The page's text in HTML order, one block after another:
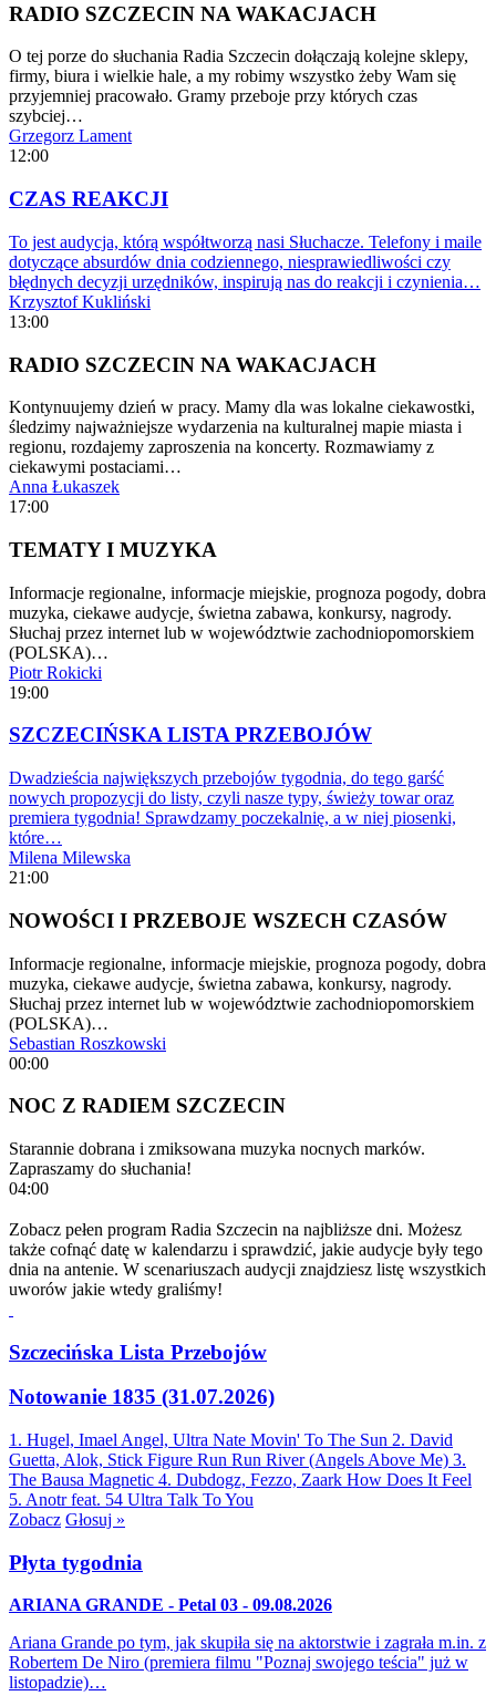
RADIO SZCZECIN NA WAKACJACH
O tej porze do słuchania Radia Szczecin dołączają kolejne sklepy,
firmy, biura i wielkie hale, a my robimy wszystko żeby Wam się
przyjemniej pracowało. Gramy przeboje przy których czas
szybciej…
Grzegorz Lament
12:00
CZAS REAKCJI
To jest audycja, którą współtworzą nasi Słuchacze. Telefony i maile
dotyczące absurdów dnia codziennego, niesprawiedliwości czy
błędnych decyzji urzędników, inspirują nas do reakcji i czynienia…
Krzysztof Kukliński
13:00
RADIO SZCZECIN NA WAKACJACH
Kontynuujemy dzień w pracy. Mamy dla was lokalne ciekawostki,
śledzimy najważniejsze wydarzenia na kulturalnej mapie miasta i
regionu, rozdajemy zaproszenia na koncerty. Rozmawiamy z
ciekawymi postaciami…
Anna Łukaszek
17:00
TEMATY I MUZYKA
Informacje regionalne, informacje miejskie, prognoza pogody, dobra
muzyka, ciekawe audycje, świetna zabawa, konkursy, nagrody.
Słuchaj przez internet lub w województwie zachodniopomorskiem
(POLSKA)…
Piotr Rokicki
19:00
SZCZECIŃSKA LISTA PRZEBOJÓW
Dwadzieścia największych przebojów tygodnia, do tego garść
nowych propozycji do listy, czyli nasze typy, świeży towar oraz
premiera tygodnia! Sprawdzamy poczekalnię, a w niej piosenki,
które…
Milena Milewska
21:00
NOWOŚCI I PRZEBOJE WSZECH CZASÓW
Informacje regionalne, informacje miejskie, prognoza pogody, dobra
muzyka, ciekawe audycje, świetna zabawa, konkursy, nagrody.
Słuchaj przez internet lub w województwie zachodniopomorskiem
(POLSKA)…
Sebastian Roszkowski
00:00
NOC Z RADIEM SZCZECIN
Starannie dobrana i zmiksowana muzyka nocnych marków.
Zapraszamy do słuchania!
04:00
Zobacz pełen program Radia Szczecin na najbliższe dni. Możesz
także cofnąć datę w kalendarzu i sprawdzić, jakie audycje były tego
dnia na antenie. W scenariuszach audycji znajdziesz listę wszystkich
uworów jakie wtedy graliśmy!
Szczecińska Lista Przebojów
Notowanie 1835 (31.07.2026)
1. Hugel, Imael Angel, Ultra Nate Movin' To The Sun 2. David
Guetta, Alok, Stick Figure Run Run River (Angels Above Me) 3.
The Bausa Magnetic 4. Dubdogz, Fezzo, Zaark How Does It Feel
5. Anotr feat. 54 Ultra Talk To You
Zobacz Głosuj »
Płyta tygodnia
ARIANA GRANDE - Petal 03 - 09.08.2026
Ariana Grande po tym, jak skupiła się na aktorstwie i zagrała m.in. z
Robertem De Niro (premiera filmu "Poznaj swojego teścia" już w
listopadzie)…